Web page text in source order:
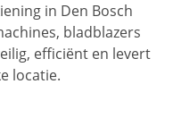
in Den Bosch
bladblazers
efficiënt en levert
locatie.